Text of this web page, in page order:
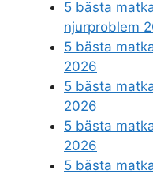
5 bästa
njurproblem
5 bästa
2026
5 bästa
2026
5 bästa
2026
5 bästa